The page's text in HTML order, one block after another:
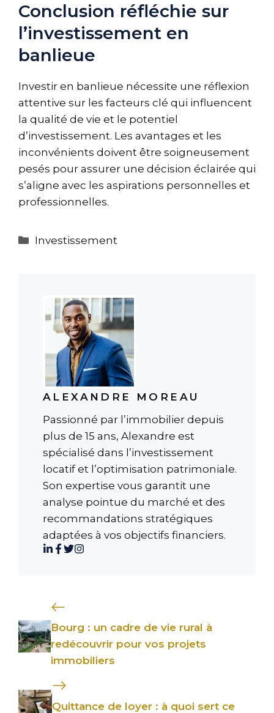
Conclusion réfléchie sur
l’investissement en
banlieue
Investir en banlieue nécessite une réflexion
attentive sur les facteurs clé qui influencent
la qualité de vie et le potentiel
d’investissement. Les avantages et les
inconvénients doivent être soigneusement
pesés pour assurer une décision éclairée qui
s’aligne avec les aspirations personnelles et
professionnelles.
Catégories
Investissement
ALEXANDRE MOREAU
Passionné par l’immobilier depuis
plus de 15 ans, Alexandre est
spécialisé dans l’investissement
locatif et l’optimisation patrimoniale.
Son expertise vous garantit une
analyse pointue du marché et des
recommandations stratégiques
adaptées à vos objectifs financiers.
Bourg : un cadre de vie rural à
redécouvrir pour vos projets
immobiliers
Quittance de loyer : à quoi sert ce